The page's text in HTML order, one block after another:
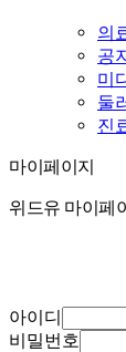
의
공
미
둘
진
마이페
마이페이지
위드유 마이페
아이디
비밀번호